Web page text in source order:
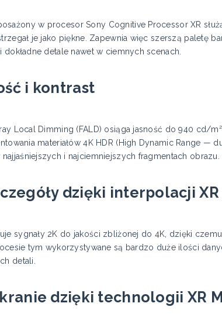
w procesor Sony Cognitive Processor XR
je jako piękne. Zapewnia więc szerszą paletę
detale nawet w ciemnych scenach.
i kontrast
Local Dimming (FALD) osiąga jasność do 940 cd/
materiałów 4K HDR (High Dynamic Range —
i najciemniejszych fragmentach obrazu.
dzięki interpolacji XR
sygnały 2K do jakości zbliżonej do 4K, dzięki
tym wykorzystywane są bardzo duże ilości
detali.
dzięki technologii XR